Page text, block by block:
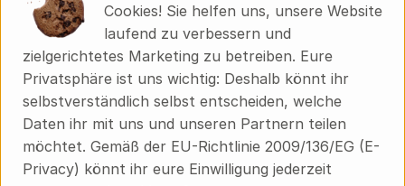
Rumpsteak hat einen kräftigen, intensiven Geschmack
und eignet sich hervorragend zum Kurzbraten oder
Grillen. Es ist etwas weniger fettig als ein Ribeye, aber
trotzdem sehr aromatisch und beliebt für
Steakliebhaber.
Bioland oder Demeter Qualität
Cookies! Sie helfen uns, unsere Website
laufend zu verbessern und
zielgerichtetes Marketing zu betreiben. Eure
Privatsphäre ist uns wichtig: Deshalb könnt ihr
selbstverständlich selbst entscheiden, welche
Daten ihr mit uns und unseren Partnern teilen
möchtet. Gemäß der EU-Richtlinie 2009/136/EG (E-
Privacy) könnt ihr eure Einwilligung jederzeit